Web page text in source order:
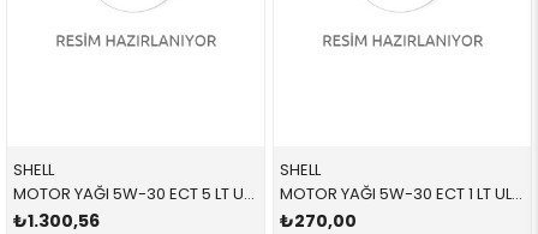
SHELL
MOTOR YAĞI 5W-30 ECT 5 LT ULTRAECT530 83210144452 83210144452 E46,E53,E60,E61,E63,E64,E65,E66,E70,E71,E72,E81,E8 LL04 5 LİTRE
₺1.300,56
SHELL
MOTOR YAĞI 5W-30 ECT 1 LT ULTRAECT530 83212365933 83212365933 E46,E53,E60,E61,E63,E64,E65,E66,E70,E71,E72,E81,E8 LL04 1 LİTRE
₺270,00